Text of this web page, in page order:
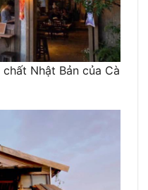
Nhật Bản của Cà